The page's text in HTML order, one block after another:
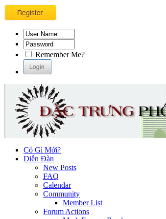
Remember Me?
Có Gì Mới?
Diễn Đàn
New Posts
FAQ
Calendar
Community
Member List
Forum Actions